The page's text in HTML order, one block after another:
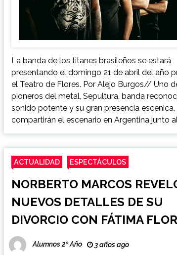
La banda de los titanes brasileños se estará
presentando el domingo 21 de abril del año
el Teatro de Flores. Por Alejo Burgos// Uno
pioneros del metal, Sepultura, banda
sonido potente y su gran presencia escenica,
compartirán el escenario en Argentina junto
ACTUALIDAD ESPECTÁCULOS
NORBERTO MARCOS
NUEVOS DETALLES DE SU
DIVORCIO CON FÁTIMA
Alumnos 2º Año 3 años ago